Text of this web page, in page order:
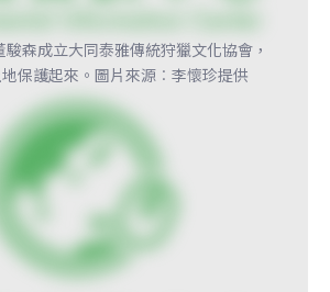
森成立大同泰雅傳統狩獵文化協會，
保護起來。圖片來源︰李懷珍提供